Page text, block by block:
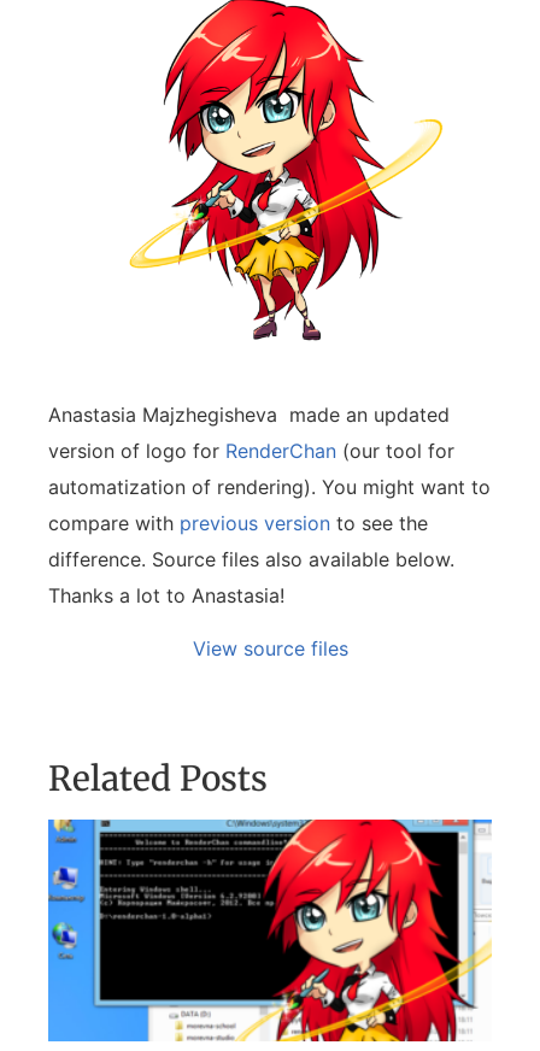
Anastasia Majzhegisheva made an updated
version of logo for RenderChan (our tool for
automatization of rendering). You might want to
compare with previous version to see the
difference. Source files also available below.
Thanks a lot to Anastasia!
View source files
Related Posts